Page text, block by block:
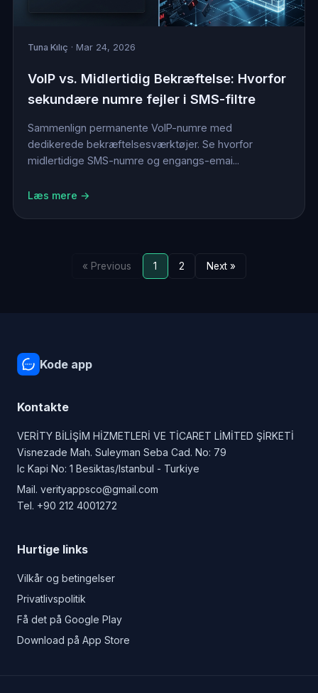
Tuna Kılıç · Mar 24, 2026
VoIP vs. Midlertidig Bekræftelse: Hvorfor
sekundære numre fejler i SMS-filtre
Sammenlign permanente VoIP-numre med
dedikerede bekræftelsesværktøjer. Se hvorfor
midlertidige SMS-numre og engangs-emai...
Læs mere →
« Previous 1 2 Next »
Kode app
Kontakte
VERİTY BİLİŞİM HİZMETLERİ VE TİCARET LİMİTED ŞİRKETİ
Visnezade Mah. Suleyman Seba Cad. No: 79
Ic Kapi No: 1 Besiktas/Istanbul - Turkiye
Mail. verityappsco@gmail.com
Tel. +90 212 4001272
Hurtige links
Vilkår og betingelser
Privatlivspolitik
Få det på Google Play
Download på App Store